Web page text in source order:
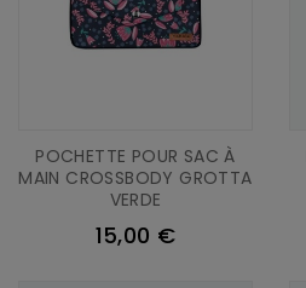
POCHETTE POUR SAC À
MAIN CROSSBODY GROTTA
VERDE
15,00 €